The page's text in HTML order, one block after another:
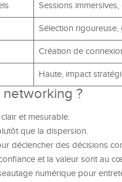
Sessions
Sélection
Création de
Haute, impact
?
et mesurable.
que la dispersion.
déclencher des décisions
et la valeur sont au
numérique pour